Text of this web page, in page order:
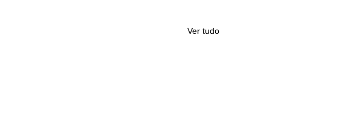
Ver tudo